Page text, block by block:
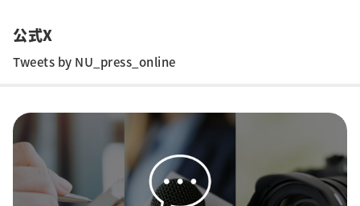
公式X
Tweets by NU_press_online